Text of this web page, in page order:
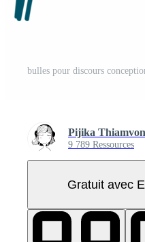
bulles pour discours
Pijika
9 789 Ressources
Gratuit avec